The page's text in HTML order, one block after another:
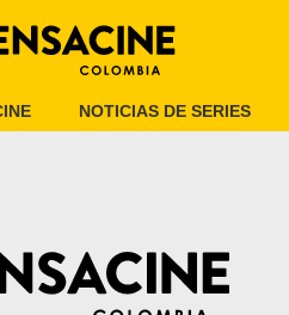
NOTICIAS DE SERIES